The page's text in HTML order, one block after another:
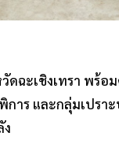
วัดฉะเชิงเทรา พ
าร และกลุ่มเปร